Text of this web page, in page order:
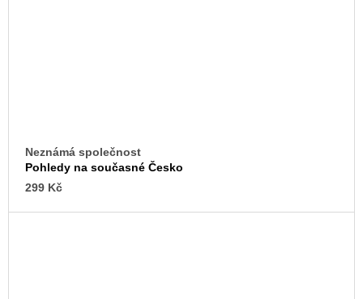
Neznámá společnost
Pohledy na současné Česko
299 Kč